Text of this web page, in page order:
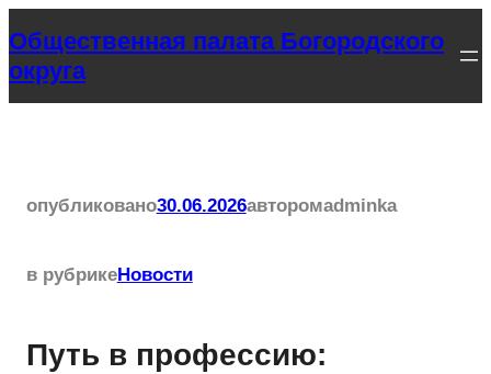
к
содержимому
Общественная палата Богородского
округа
опубликовано30.06.2026авторомadminka
в рубрикеНовости
Путь в профессию: